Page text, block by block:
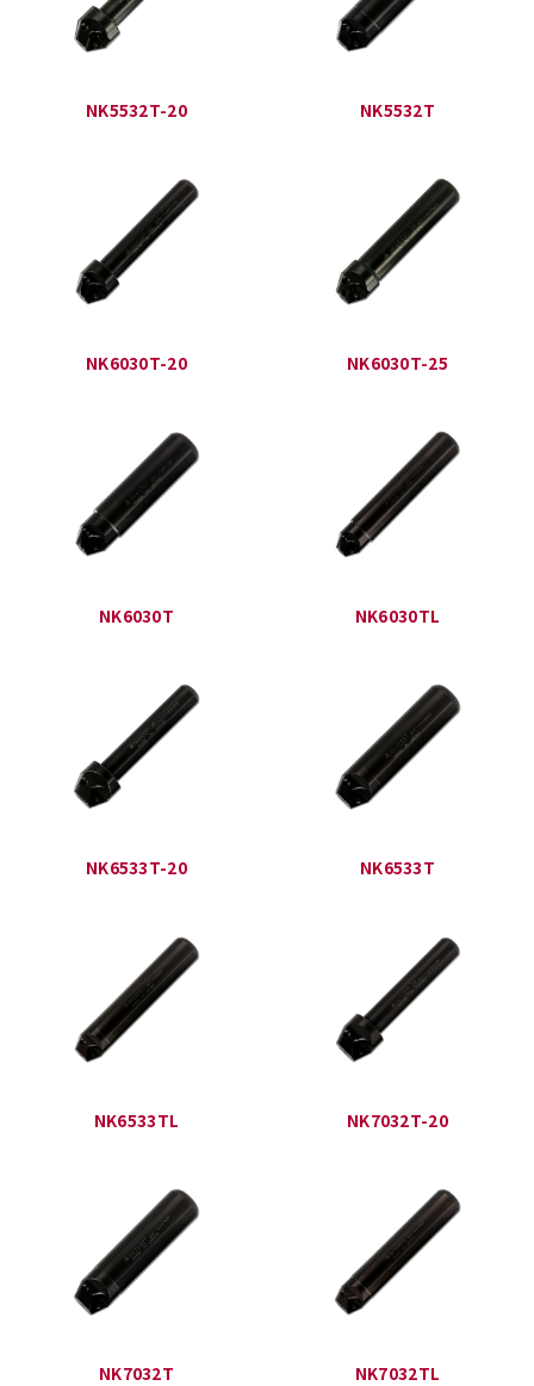
NK5532T-20 NK5532T
NK6030T-20 NK6030T-25
NK6030T NK6030TL
NK6533T-20 NK6533T
NK6533TL NK7032T-20
NK7032T NK7032TL